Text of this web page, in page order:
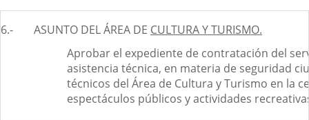
6.- ASUNTO DEL ÁREA DE CULTURA Y TURISMO.
Aprobar el expediente de contratación del
asistencia técnica, en materia de seguridad
técnicos del Área de Cultura y Turismo en la
espectáculos públicos y actividades